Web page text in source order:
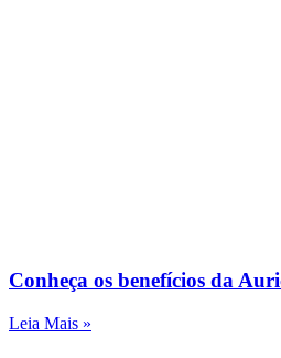
Conheça os benefícios da
Leia Mais »